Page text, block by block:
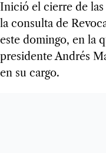
Inició el cierre de las
la consulta de
este domingo, en la
presidente Andrés
en su cargo.